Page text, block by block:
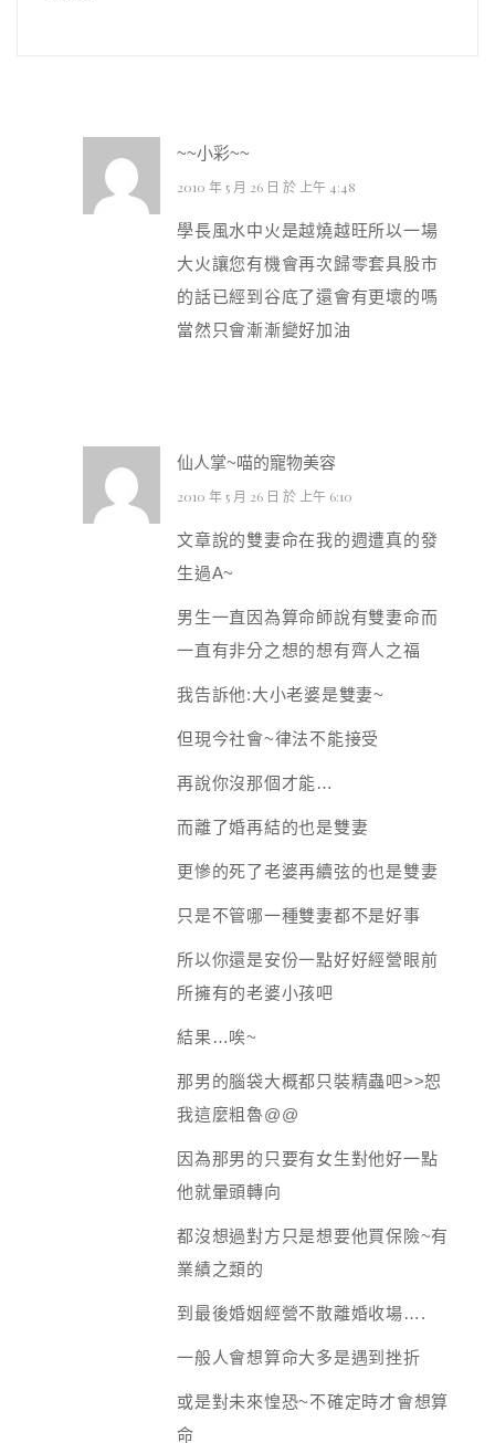
~~小彩~~
2010 年 5 月 26 日 於 上午 4:48
學長風水中火是越燒越旺所以一場
大火讓您有機會再次歸零套具股市
的話已經到谷底了還會有更壞的嗎
當然只會漸漸變好加油
仙人掌~喵的寵物美容
2010 年 5 月 26 日 於 上午 6:10
文章說的雙妻命在我的週遭真的發
生過A~
男生一直因為算命師說有雙妻命而
一直有非分之想的想有齊人之福
我告訴他:大小老婆是雙妻~
但現今社會~律法不能接受
再說你沒那個才能…
而離了婚再結的也是雙妻
更慘的死了老婆再續弦的也是雙妻
只是不管哪一種雙妻都不是好事
所以你還是安份一點好好經營眼前
所擁有的老婆小孩吧
結果…唉~
那男的腦袋大概都只裝精蟲吧>>恕
我這麼粗魯@@
因為那男的只要有女生對他好一點
他就暈頭轉向
都沒想過對方只是想要他買保險~有
業績之類的
到最後婚姻經營不散離婚收場….
一般人會想算命大多是遇到挫折
或是對未來惶恐~不確定時才會想算
命